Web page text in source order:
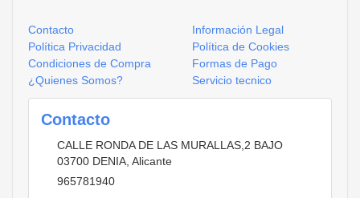
Contacto
Información Legal
Política Privacidad
Política de Cookies
Condiciones de Compra
Formas de Pago
¿Quienes Somos?
Servicio tecnico
Contacto
CALLE RONDA DE LAS MURALLAS,2 BAJO
03700 DENIA Alicante
965781940